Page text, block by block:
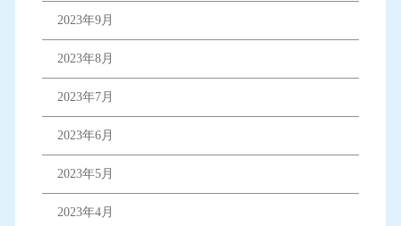
2023年9月
2023年8月
2023年7月
2023年6月
2023年5月
2023年4月